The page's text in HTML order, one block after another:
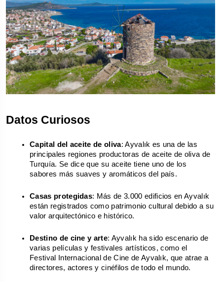
Datos Curiosos
Capital del aceite de oliva: Ayvalık es una de las
principales regiones productoras de aceite de oliva de
Turquía. Se dice que su aceite tiene uno de los
sabores más suaves y aromáticos del país.
Casas protegidas: Más de 3.000 edificios en Ayvalık
están registrados como patrimonio cultural debido a su
valor arquitectónico e histórico.
Destino de cine y arte: Ayvalık ha sido escenario de
varias películas y festivales artísticos, como el
Festival Internacional de Cine de Ayvalık, que atrae a
directores, actores y cinéfilos de todo el mundo.